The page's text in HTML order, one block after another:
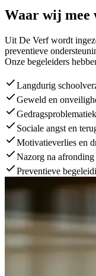
Waar wij mee
Uit De Verf wordt
preventieve
Onze begeleiders
Langdurig
Geweld en
Sociale angst en
Motivatieverlies en
Nazorg na afronding
Preventieve